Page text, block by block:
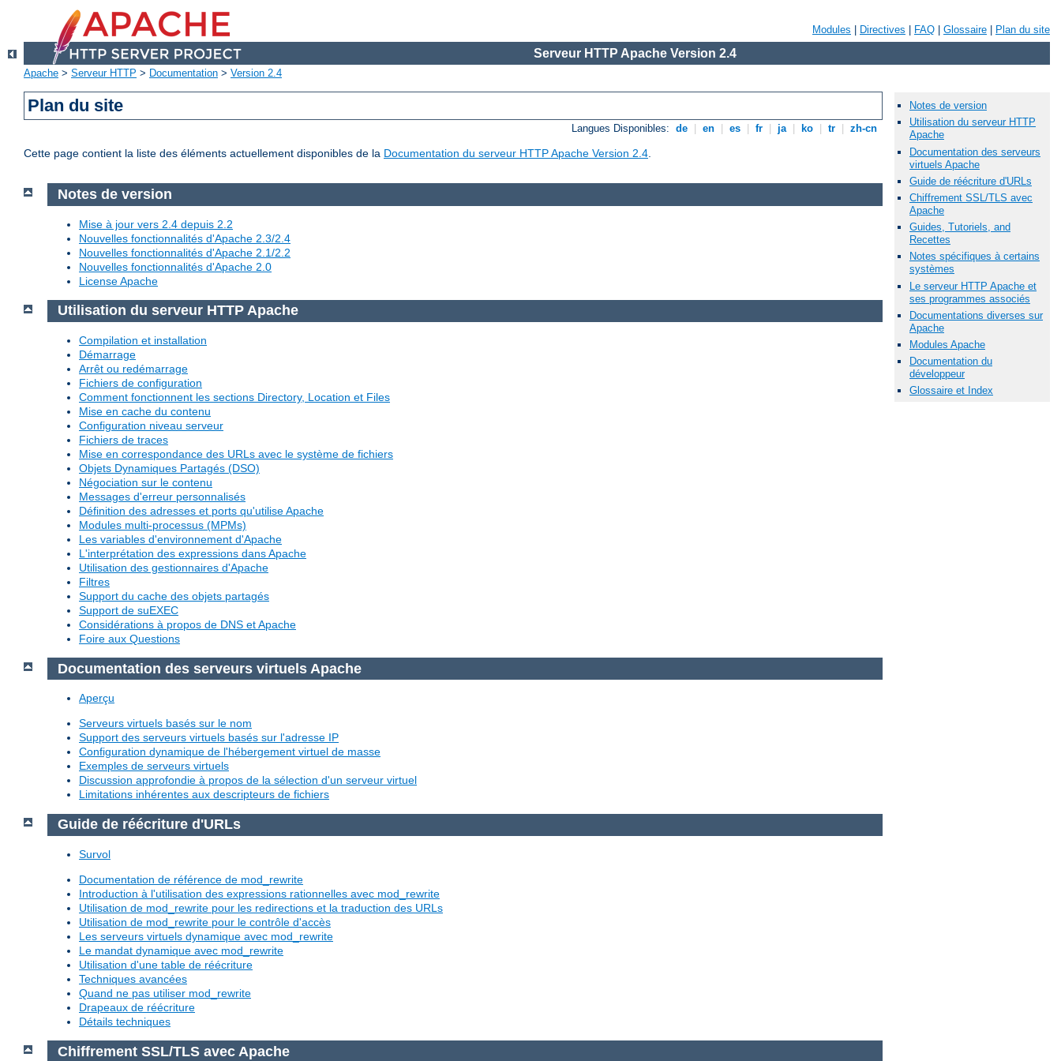
Modules Directives FAQ Glossaire Plan du site
Serveur HTTP Apache Version 2.4
Apache > Serveur HTTP > Documentation > Version 2.4
Plan du site
Langues Disponibles: de en es fr ja ko tr zh-cn
Cette page contient la liste des éléments actuellement disponibles de la Documentation du serveur HTTP Apache Version 2.4.
Notes de version
Utilisation du serveur HTTP
Apache
Documentation des serveurs
virtuels Apache
Guide de réécriture d'URLs
Chiffrement SSL/TLS avec
Apache
Guides, Tutoriels, and
Recettes
Notes spécifiques à certains
systèmes
Le serveur HTTP Apache et
ses programmes associés
Documentations diverses sur
Apache
Modules Apache
Documentation du
développeur
Glossaire et Index
Notes de version
Mise à jour vers 2.4 depuis 2.2
Nouvelles fonctionnalités d'Apache 2.3/2.4
Nouvelles fonctionnalités d'Apache 2.1/2.2
Nouvelles fonctionnalités d'Apache 2.0
License Apache
Utilisation du serveur HTTP Apache
Compilation et installation
Démarrage
Arrêt ou redémarrage
Fichiers de configuration
Comment fonctionnent les sections Directory, Location et Files
Mise en cache du contenu
Configuration niveau serveur
Fichiers de traces
Mise en correspondance des URLs avec le système de fichiers
Objets Dynamiques Partagés (DSO)
Négociation sur le contenu
Messages d'erreur personnalisés
Définition des adresses et ports qu'utilise Apache
Modules multi-processus (MPMs)
Les variables d'environnement d'Apache
L'interprétation des expressions dans Apache
Utilisation des gestionnaires d'Apache
Filtres
Support du cache des objets partagés
Support de suEXEC
Considérations à propos de DNS et Apache
Foire aux Questions
Documentation des serveurs virtuels Apache
Aperçu
Serveurs virtuels basés sur le nom
Support des serveurs virtuels basés sur l'adresse IP
Configuration dynamique de l'hébergement virtuel de masse
Exemples de serveurs virtuels
Discussion approfondie à propos de la sélection d'un serveur virtuel
Limitations inhérentes aux descripteurs de fichiers
Guide de réécriture d'URLs
Survol
Documentation de référence de mod_rewrite
Introduction à l'utilisation des expressions rationnelles avec mod_rewrite
Utilisation de mod_rewrite pour les redirections et la traduction des URLs
Utilisation de mod_rewrite pour le contrôle d'accès
Les serveurs virtuels dynamique avec mod_rewrite
Le mandat dynamique avec mod_rewrite
Utilisation d'une table de réécriture
Techniques avancées
Quand ne pas utiliser mod_rewrite
Drapeaux de réécriture
Détails techniques
Chiffrement SSL/TLS avec Apache